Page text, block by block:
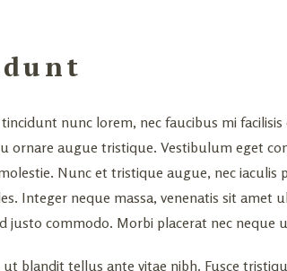
nunc lorem, nec faucibus mi
augue tristique. Vestibulum eget
Nunc et tristique augue, nec
neque massa, venenatis sit amet
justo commodo. Morbi placerat nec neque
blandit tellus ante vitae nibh. Fusce